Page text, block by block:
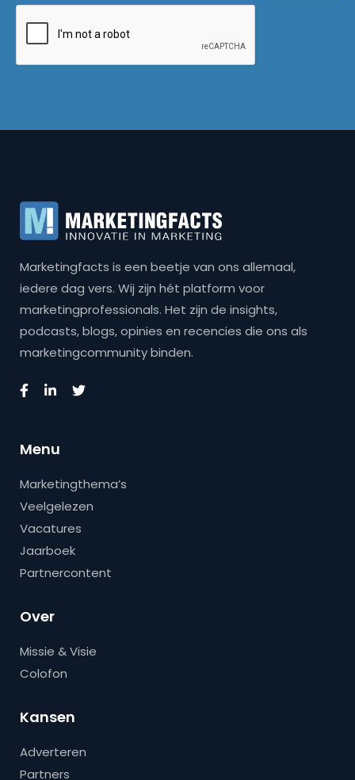
Marketingfacts is een beetje van ons allemaal,
iedere dag vers. Wij zijn hét platform voor
marketingprofessionals. Het zijn de insights,
podcasts, blogs, opinies en recencies die ons als
marketingcommunity binden.
Menu
Marketingthema’s
Veelgelezen
Vacatures
Jaarboek
Partnercontent
Over
Missie & Visie
Colofon
Kansen
Adverteren
Partners